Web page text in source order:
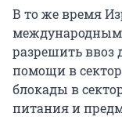
В то же время
разрешить ввоз
помощи в
блокады в
питания и